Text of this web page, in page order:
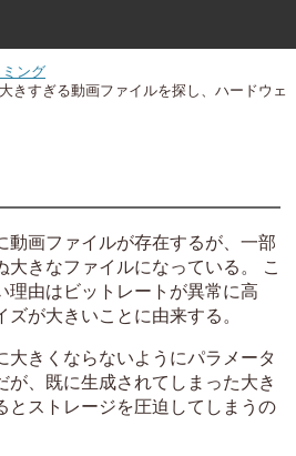
ング
きすぎる動画ファイルを探し、ハードウェ
動画ファイルが存在するが、一部
大きなファイルになっている。 こ
理由はビットレートが異常に高
が大きいことに由来する。
大きくならないようにパラメータ
が、既に生成されてしまった大き
とストレージを圧迫してしまうの